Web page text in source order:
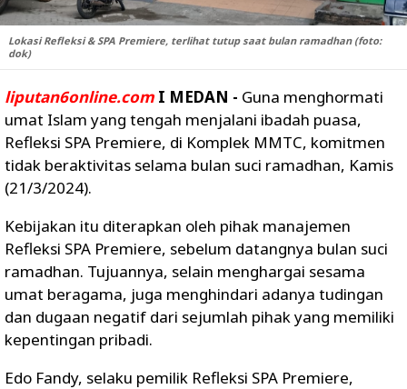
Lokasi Refleksi & SPA Premiere, terlihat tutup saat bulan ramadhan (foto:
dok)
liputan6online.com I MEDAN - Guna menghormati
umat Islam yang tengah menjalani ibadah puasa,
Refleksi SPA Premiere, di Komplek MMTC, komitmen
tidak beraktivitas selama bulan suci ramadhan, Kamis
(21/3/2024).
Kebijakan itu diterapkan oleh pihak manajemen
Refleksi SPA Premiere, sebelum datangnya bulan suci
ramadhan. Tujuannya, selain menghargai sesama
umat beragama, juga menghindari adanya tudingan
dan dugaan negatif dari sejumlah pihak yang memiliki
kepentingan pribadi.
Edo Fandy, selaku pemilik Refleksi SPA Premiere,